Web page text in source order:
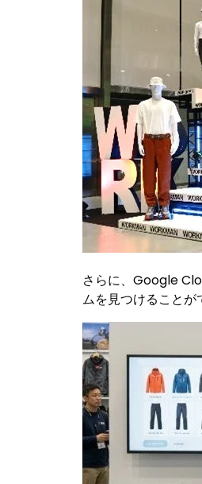
さらに、Google
ムを見つけることが